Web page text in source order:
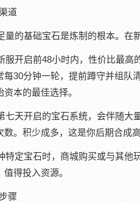
道
量的基础宝石是炼制的根本。
服开启前48小时内，性价比最
30分钟一轮，提前蹲守并组
本的最佳选择。
七天开启的宝石系统，会伴随
。积少成多，这是你后期合成
特定宝石时，商城购买或与其
得投入资源。
骤